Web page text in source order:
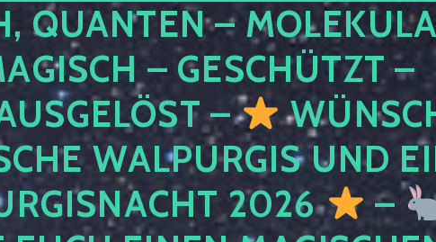
QUANTEN –
– GESCHÜTZT –
–
WALPURGIS UND
2026
–